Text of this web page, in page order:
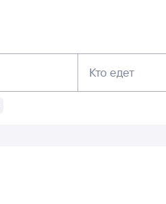
Кто едет